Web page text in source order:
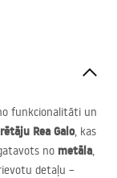
funkcionalitāti un
Rea Galo, kas
no metāla,
detaļu –